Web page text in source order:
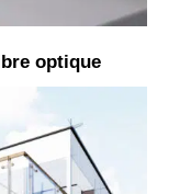
optique